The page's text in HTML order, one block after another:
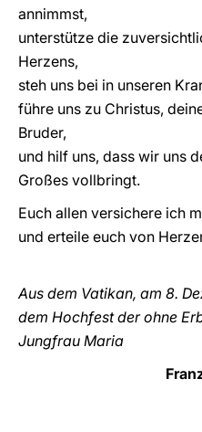
annimmst,
unterstütze die
Herzens,
steh uns bei in unseren
führe uns zu Christus,
Bruder,
und hilf uns, dass wir uns
Großes vollbringt.
Euch allen versichere ich
und erteile euch von
Aus dem Vatikan, am 8.
dem Hochfest der ohne
Jungfrau Maria